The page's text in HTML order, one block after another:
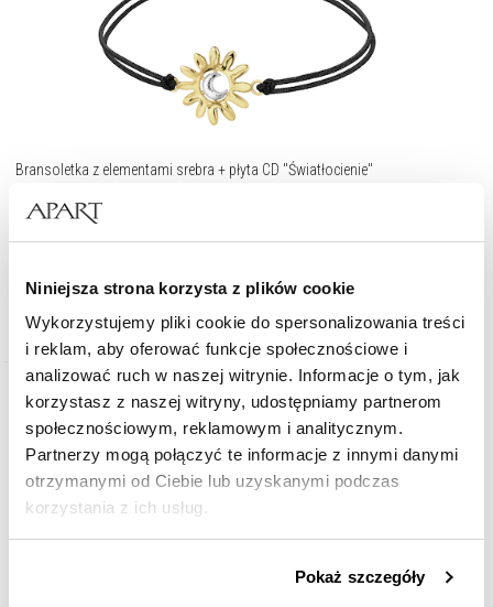
Niniejsza strona korzysta z plików cookie
Wykorzystujemy pliki cookie do spersonalizowania treści
i reklam, aby oferować funkcje społecznościowe i
analizować ruch w naszej witrynie. Informacje o tym, jak
korzystasz z naszej witryny, udostępniamy partnerom
społecznościowym, reklamowym i analitycznym.
Partnerzy mogą połączyć te informacje z innymi danymi
otrzymanymi od Ciebie lub uzyskanymi podczas
korzystania z ich usług.
przez nas plików cookie znajdziesz wPolityce
Pokaż szczegóły
Bransoletka z elementami srebra + płyta CD "Światłocienie"
349 zł